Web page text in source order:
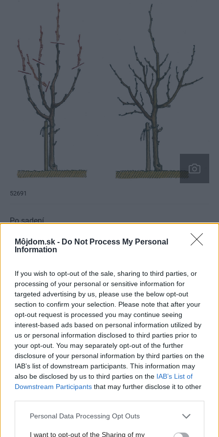
Môjdom.sk - Do Not Process My Personal
Information
If you wish to opt-out of the sale, sharing to third parties, or
processing of your personal or sensitive information for
targeted advertising by us, please use the below opt-out
section to confirm your selection. Please note that after your
opt-out request is processed you may continue seeing
interest-based ads based on personal information utilized by
us or personal information disclosed to third parties prior to
your opt-out. You may separately opt-out of the further
disclosure of your personal information by third parties on the
IAB’s list of downstream participants. This information may
also be disclosed by us to third parties on the IAB’s List of
Downstream Participants that may further disclose it to other
Please note that this website/app uses one or more Google
not limited to your visit or usage behaviour. You may click to
Personal Data Processing Opt Outs
I want to opt-out of the Sharing of my
52691
Po sadení
Neskôr, keď zemina uľahne a stromček sa ustáli, je
tvarovací rez (platí to pre stromčeky vysadené na jeseň)
môžete robiť až na jar. Týmto rezom pripravíte budúci tvar
koruny stromu. Pri skracovaní stredného výhonu
(terminálu) dbajte na zachovanie jeho dominantného
postavenia. Jeho skrátením a skrátením bočných
(kostrových) konárikov docielite skoršie nasadzovanie
ostatného obrastu. Ďalšie spôsoby rezu by si vyžadovali
samostatnú kapitolu, ale vždy sa môžete obrátiť na
odborníkov v predajniach alebo v škôlkach so
Kategória: Nezaradené